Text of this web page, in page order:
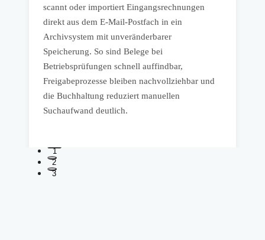
scannt oder importiert Eingangsrechnungen
direkt aus dem E-Mail-Postfach in ein
Archivsystem mit unveränderbarer
Speicherung. So sind Belege bei
Betriebsprüfungen schnell auffindbar,
Freigabeprozesse bleiben nachvollziehbar und
die Buchhaltung reduziert manuellen
Suchaufwand deutlich.
1
2
3